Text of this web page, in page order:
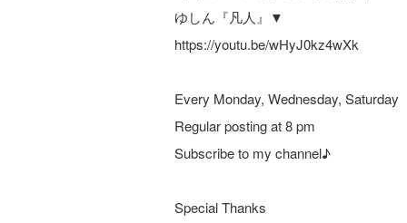
ゆしん『凡人』▼
https://youtu.be/wHyJ0kz4wXk
Every Monday, Wednesday, Saturday
Regular posting at 8 pm
Subscribe to my channel♪
Special Thanks